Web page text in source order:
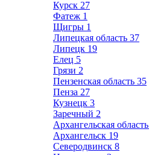
Курск 27
Фатеж 1
Щигры 1
Липецкая область 37
Липецк 19
Елец 5
Грязи 2
Пензенская область 35
Пенза 27
Кузнецк 3
Заречный 2
Архангельская область
Архангельск 19
Северодвинск 8